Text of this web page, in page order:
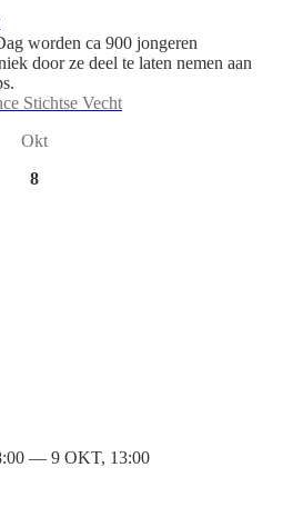
worden ca 900 jongeren
door ze deel te laten nemen aan
Stichtse Vecht
Okt
8
— 9 OKT, 13:00